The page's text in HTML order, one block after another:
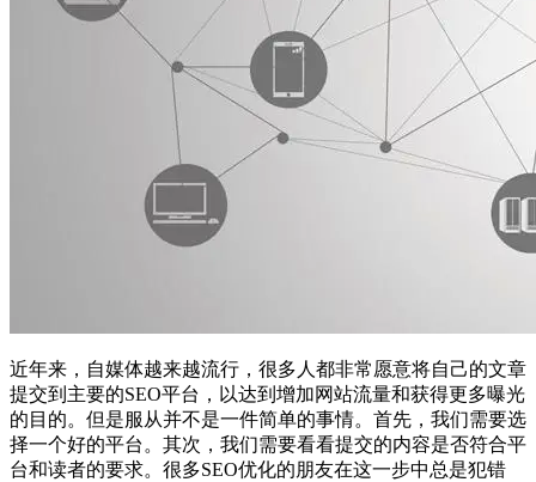
近年来，自媒体越来越流行，很多人都非常愿意将自己的文章
提交到主要的SEO平台，以达到增加网站流量和获得更多曝光
的目的。但是服从并不是一件简单的事情。首先，我们需要选
择一个好的平台。其次，我们需要看看提交的内容是否符合平
台和读者的要求。很多SEO优化的朋友在这一步中总是犯错